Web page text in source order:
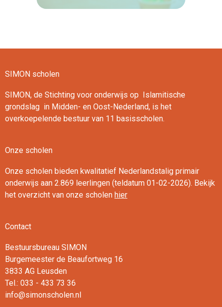
SIMON scholen
SIMON, de Stichting voor onderwijs op Islamitische
grondslag in Midden- en Oost-Nederland, is het
overkoepelende bestuur van 11 basisscholen.
Onze scholen
Onze scholen bieden kwalitatief Nederlandstalig primair
onderwijs aan 2.869 leerlingen (teldatum 01-02-2026). Bekijk
het overzicht van onze scholen hier
Contact
Bestuursbureau SIMON
Burgemeester de Beaufortweg 16
3833 AG Leusden
Tel.: 033 - 433 73 36
info@simonscholen.nl